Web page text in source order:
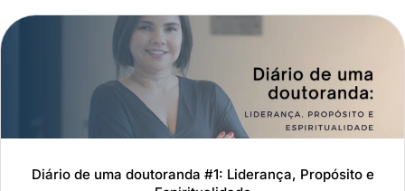
Diário de uma doutoranda #1: Liderança, Propósito e